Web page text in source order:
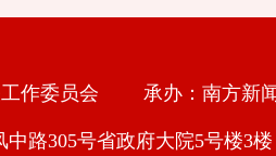
工作委员会 承办：南方新
路305号省政府大院5号楼3楼